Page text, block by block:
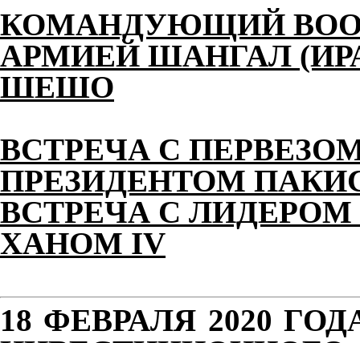
КОМАНДУЮЩИЙ
АРМИЕЙ ШАНГАЛ
ШЕШО
ВСТРЕЧА С
ПРЕЗИДЕНТОМ
ВСТРЕЧА С
ХАНОМ IV
18 ФЕВРАЛЯ 2020